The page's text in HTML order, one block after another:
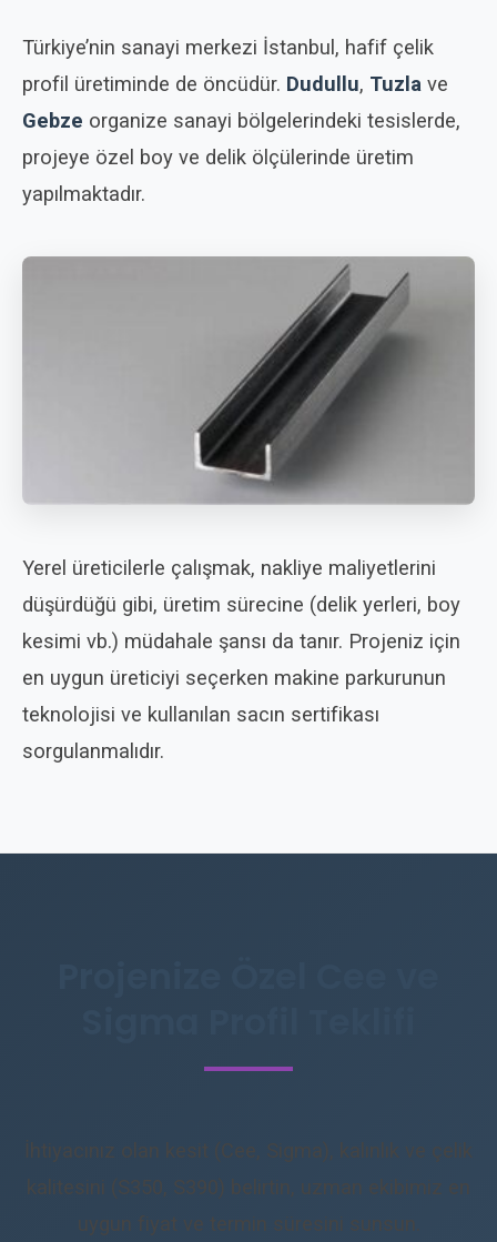
Türkiye’nin sanayi merkezi İstanbul, hafif çelik
profil üretiminde de öncüdür. Dudullu, Tuzla ve
Gebze organize sanayi bölgelerindeki tesislerde,
projeye özel boy ve delik ölçülerinde üretim
yapılmaktadır.
Yerel üreticilerle çalışmak, nakliye maliyetlerini
düşürdüğü gibi, üretim sürecine (delik yerleri, boy
kesimi vb.) müdahale şansı da tanır. Projeniz için
en uygun üreticiyi seçerken makine parkurunun
teknolojisi ve kullanılan sacın sertifikası
sorgulanmalıdır.